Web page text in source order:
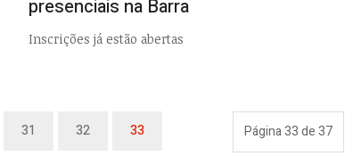
presenciais na Barra
Inscrições já estão abertas
Página 33 de 37
31 32 33